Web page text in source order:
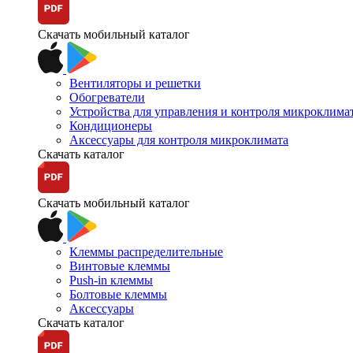
Скачать мобильный каталог
Вентиляторы и решетки
Обогреватели
Устройства для управления и контроля
Кондиционеры
Аксессуары для контроля микроклимата
Скачать каталог
Скачать мобильный каталог
Клеммы распределительные
Винтовые клеммы
Push-in клеммы
Болтовые клеммы
Аксессуары
Скачать каталог